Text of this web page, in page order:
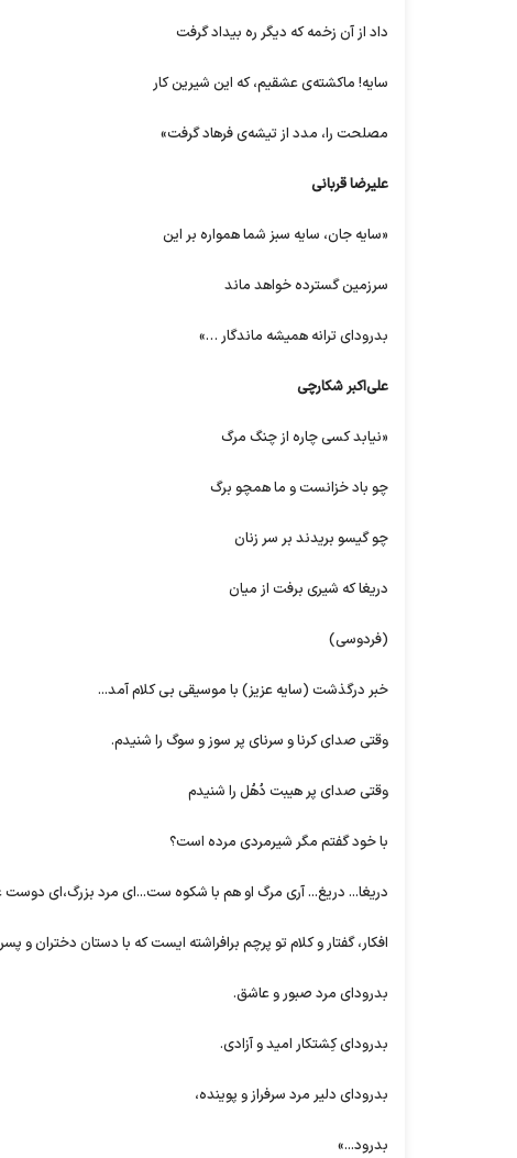
داد از آن زخمه که دیگر ره بیداد گرفت
سایه! ماکشته‌ی عشقیم، که این شیرین کار
مصلحت را، مدد از تیشه‌ی فرهاد گرفت»
علیرضا قربانی
«سایه جان، سایه سبز شما همواره بر این
سرزمین گسترده خواهد ماند
بدرود‌ای ترانه همیشه ماندگار …»
علی‌اکبر شکارچی
«نیابد کسی چاره از چنگ مرگ
چو باد خزانست و ما همچو برگ
چو گیسو بریدند بر سر زنان
دریغا که شیری برفت از میان
(فردوسی)
خبر درگذشت (سایه عزیز) با موسیقی بی کلام آمد...
وقتی صدای کرنا و سرنای پر سوز و سوگ را شنیدم.
وقتی صدای پر هیبت دُهُل را شنیدم
با خود گفتم مگر شیرمردی مرده است؟
دریغا... دریغ... آری مرگ او هم با شکوه ست...‌ای مرد بزرگ،‌ای دوست
افکار، گفتار و کلام تو پرچم برافراشته ایست که با دستان دختران
بدرود‌ای مرد صبور و عاشق.
بدرود‌ای کِشتکار امید و آزادی.
بدرود‌ای دلیر مرد سرفراز و پوینده،
بدرود...»